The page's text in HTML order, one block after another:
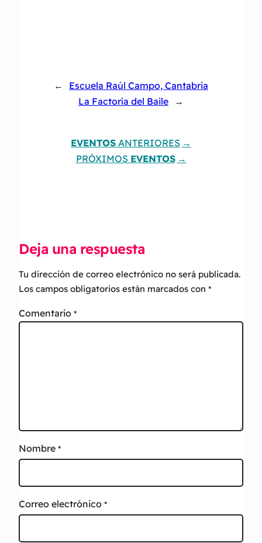
←
Escuela Raúl Campo, Cantabria
La Factoría del Baile
→
EVENTOS ANTERIORES
PRÓXIMOS EVENTOS
Deja una respuesta
Tu dirección de correo electrónico no será publicada.
Los campos obligatorios están marcados con *
Comentario *
Nombre *
Correo electrónico *